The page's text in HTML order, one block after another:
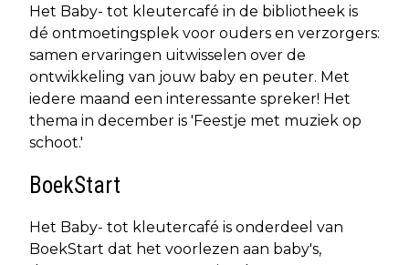
Het Baby- tot kleutercafé in de bibliotheek is
dé ontmoetingsplek voor ouders en verzorgers:
samen ervaringen uitwisselen over de
ontwikkeling van jouw baby en peuter. Met
iedere maand een interessante spreker! Het
thema in december is 'Feestje met muziek op
schoot.'
BoekStart
Het Baby- tot kleutercafé is onderdeel van
BoekStart dat het voorlezen aan baby's,